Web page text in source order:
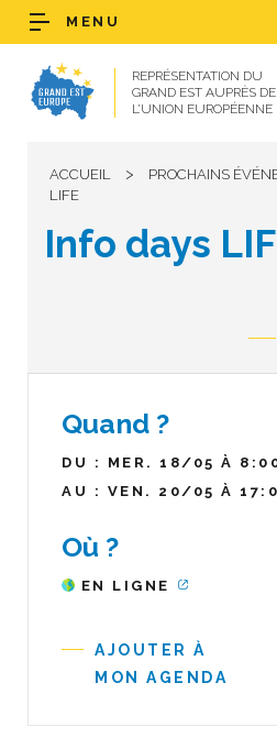
REPRÉSENTATION DU
GRAND EST AUPRÈS DE
L’UNION EUROPÉENNE
MENU
ACCUEIL > PROCHAINS
LIFE
Info days
Quand ?
DU : MER. 18/05 À
AU : VEN. 20/05 À
Où ?
EN LIGNE
AJOUTER À
MON AGENDA